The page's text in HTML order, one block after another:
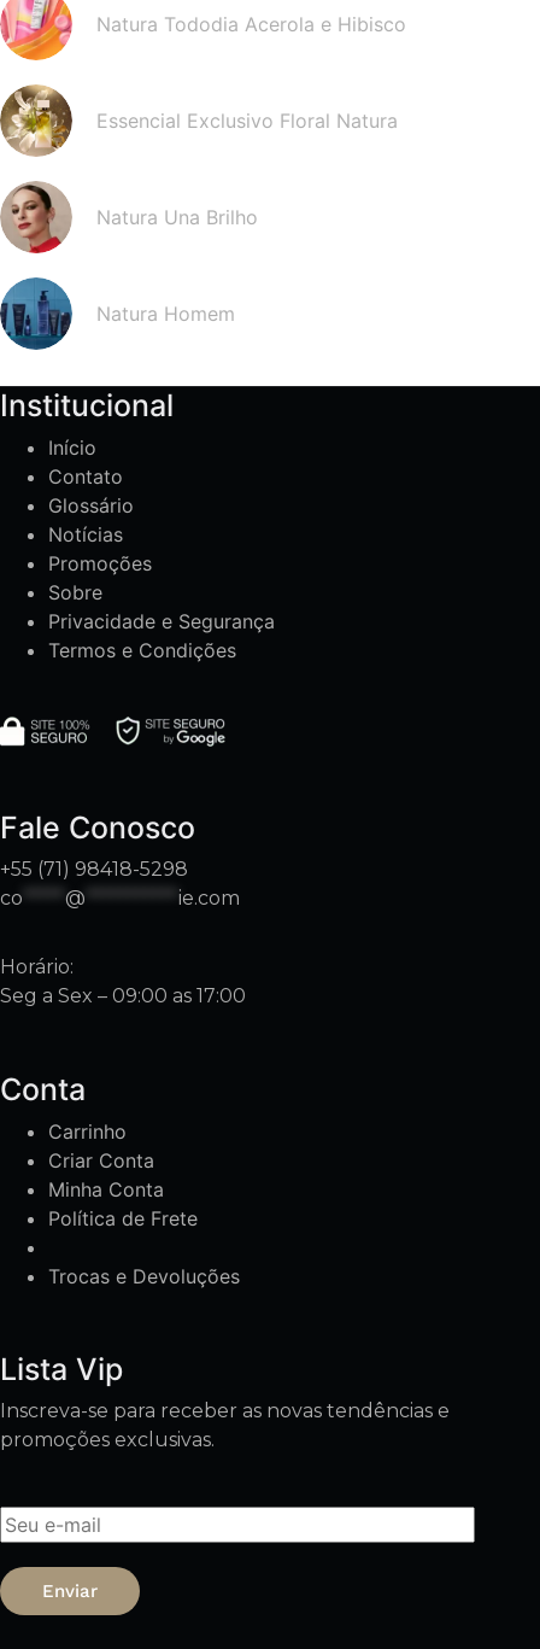
Natura Tododia Acerola e Hibisco
Essencial Exclusivo Floral Natura
Natura Una Brilho
Natura Homem
Institucional
Início
Contato
Glossário
Notícias
Promoções
Sobre
Privacidade e Segurança
Termos e Condições
Fale Conosco
+55 (71) 98418-5298
co ***** @ *********** ie.com
Horário:
Seg a Sex – 09:00 as 17:00
Conta
Carrinho
Criar Conta
Minha Conta
Política de Frete
Trocas e Devoluções
Lista Vip
Inscreva-se para receber as novas tendências e
promoções exclusivas.
Enviar